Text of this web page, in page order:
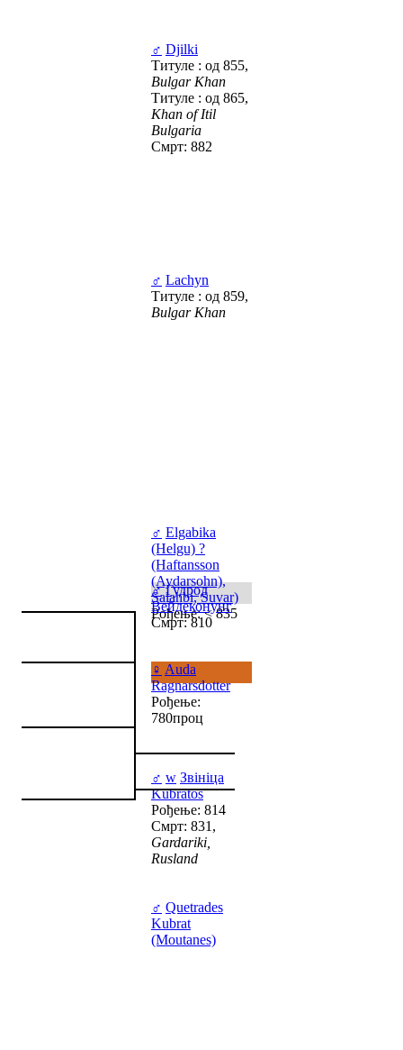
♂ Djilki
Титуле : од 855,
Bulgar Khan
Титуле : од 865,
Khan of Itil
Bulgaria
Смрт: 882
♂ Lachyn
Титуле : од 859,
Bulgar Khan
♂ Elgabika
(Helgu) ?
(Haftansson
(Aydarsohn),
Salahbi, Suvar)
Рођење: < 835
♂ Гудрод
Вейдеконунг
Смрт: 810
♀ Auda
Ragnarsdotter
Рођење:
780проц
♂ w Звініца
Kubratos
Рођење: 814
Смрт: 831,
Gardariki,
Rusland
♂ Quetrades
Kubrat
(Moutanes)